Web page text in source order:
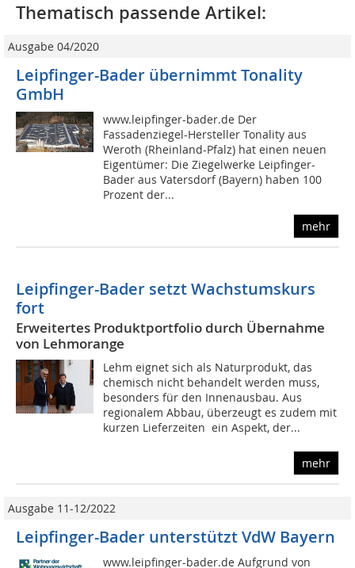
Thematisch passende Artikel:
Ausgabe 04/2020
Leipfinger-Bader übernimmt Tonality
GmbH
www.leipfinger-bader.de Der
Fassadenziegel-Hersteller Tonality aus
Weroth (Rheinland-Pfalz) hat einen neuen
Eigentümer: Die Ziegelwerke Leipfinger-
Bader aus Vatersdorf (Bayern) haben 100
Prozent der...
mehr
Leipfinger-Bader setzt Wachstumskurs
fort
Erweitertes Produktportfolio durch Übernahme
von Lehmorange
Lehm eignet sich als Naturprodukt, das
chemisch nicht behandelt werden muss,
besonders für den Innenausbau. Aus
regionalem Abbau, überzeugt es zudem mit
kurzen Lieferzeiten  ein Aspekt, der...
mehr
Ausgabe 11-12/2022
Leipfinger-Bader unterstützt VdW Bayern
www.leipfinger-bader.de Aufgrund von